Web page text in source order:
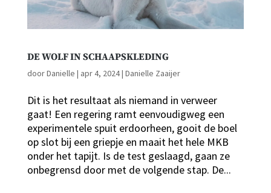
DE WOLF IN SCHAAPSKLEDING
doorDanielle | apr 4, 2024| Danielle Zaaijer
Dit is het resultaat als niemand in verweer
gaat! Een regering ramt eenvoudigweg een
experimentele spuit erdoorheen, gooit de boel
op slot bij een griepje en maait het hele MKB
onder het tapijt. Is de test geslaagd, gaan ze
onbegrensd door met de volgende stap. De...